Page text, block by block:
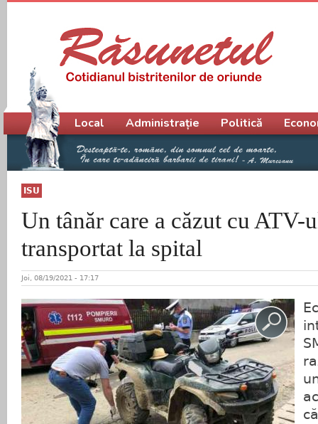
ISU
Un tânăr care a căzut cu ATV-
transportat la spital
Joi, 08/19/2021 - 17:17
Meniu principal
Local Administrație Politică